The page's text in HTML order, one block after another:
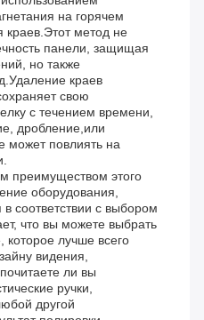
на горячем
краев.Этот метод не
панели, защищая
но также
краев
свою
с течением времени,
дробление,или
может повлиять на
преимуществом этого
оборудования,
в соответствии с выбором
что вы можете выбрать
которое лучше всего
видения,
ли вы
ручки,
другой